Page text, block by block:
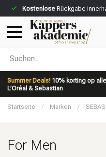
Kostenlose Rückgabe
Summer Deals! 10% korting op
L’Oréal & Sebastian
Nach welcher Kategorie
Startseite / Marken /
For Men